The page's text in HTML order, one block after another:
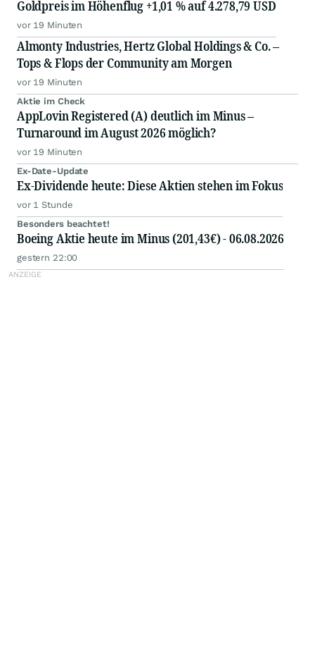
Goldpreis im Höhenflug +1,01 % auf 4.278,79 USD
vor 19 Minuten
Almonty Industries, Hertz Global Holdings & Co. –
Tops & Flops der Community am Morgen
vor 19 Minuten
Aktie im Check
AppLovin Registered (A) deutlich im Minus –
Turnaround im August 2026 möglich?
vor 19 Minuten
Ex-Date-Update
Ex-Dividende heute: Diese Aktien stehen im Fokus
vor 1 Stunde
Besonders beachtet!
Boeing Aktie heute im Minus (201,43€) - 06.08.2026
gestern 22:00